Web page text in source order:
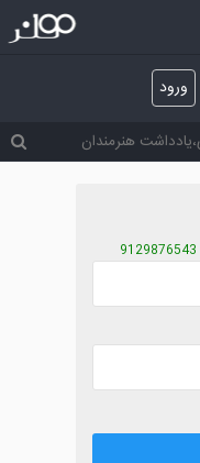
ورود